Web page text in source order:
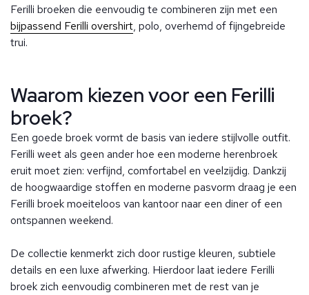
Ferilli broeken die eenvoudig te combineren zijn met een
bijpassend Ferilli overshirt, polo, overhemd of fijngebreide
trui.
Waarom kiezen voor een Ferilli
broek?
Een goede broek vormt de basis van iedere stijlvolle outfit.
Ferilli weet als geen ander hoe een moderne herenbroek
eruit moet zien: verfijnd, comfortabel en veelzijdig. Dankzij
de hoogwaardige stoffen en moderne pasvorm draag je een
Ferilli broek moeiteloos van kantoor naar een diner of een
ontspannen weekend.
De collectie kenmerkt zich door rustige kleuren, subtiele
details en een luxe afwerking. Hierdoor laat iedere Ferilli
broek zich eenvoudig combineren met de rest van je